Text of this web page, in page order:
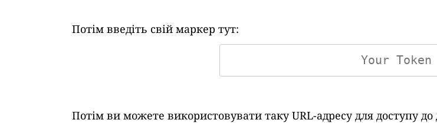
Потім введіть свій маркер тут:
Потім ви можете використовувати таку URL-адресу для доступу